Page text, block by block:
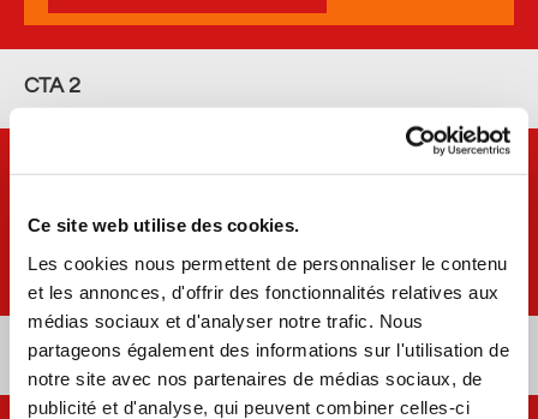
Ce site web utilise des cookies.
Les cookies nous permettent de personnaliser le contenu
et les annonces, d'offrir des fonctionnalités relatives aux
médias sociaux et d'analyser notre trafic. Nous
partageons également des informations sur l'utilisation de
notre site avec nos partenaires de médias sociaux, de
publicité et d'analyse, qui peuvent combiner celles-ci
CTA 2
benefit
Contact us [2/4] words
CTA 3